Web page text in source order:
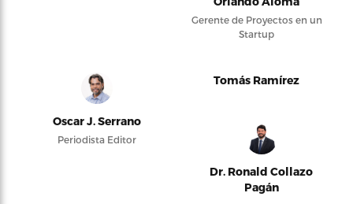
Gerente de Proyectos en un
Startup
Oscar J. Serrano
Periodista Editor
Tomás Ramírez
Dr. Ronald Collazo
Pagán